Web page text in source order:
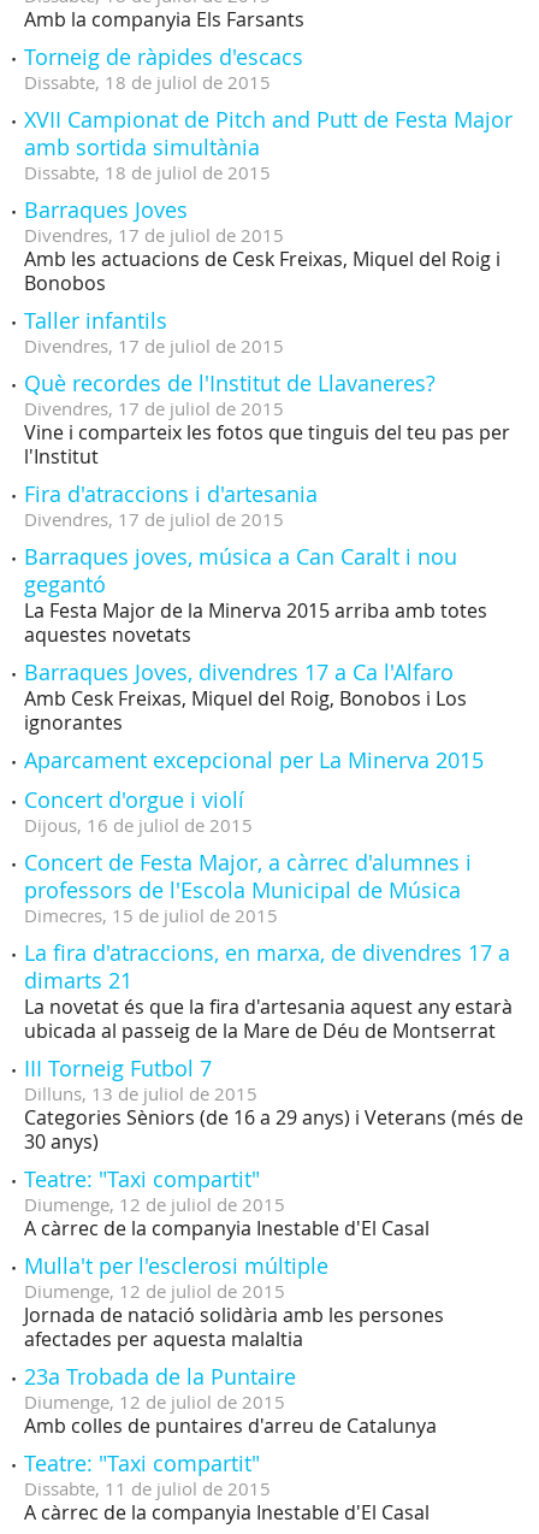
Amb la companyia Els Farsants
Torneig de ràpides d'escacs
Dissabte, 18 de juliol de 2015
XVII Campionat de Pitch and Putt de Festa Major
amb sortida simultània
Dissabte, 18 de juliol de 2015
Barraques Joves
Divendres, 17 de juliol de 2015
Amb les actuacions de Cesk Freixas, Miquel del Roig i
Bonobos
Taller infantils
Divendres, 17 de juliol de 2015
Què recordes de l'Institut de Llavaneres?
Divendres, 17 de juliol de 2015
Vine i comparteix les fotos que tinguis del teu pas per
l'Institut
Fira d'atraccions i d'artesania
Divendres, 17 de juliol de 2015
Barraques joves, música a Can Caralt i nou
gegantó
La Festa Major de la Minerva 2015 arriba amb totes
aquestes novetats
Barraques Joves, divendres 17 a Ca l'Alfaro
Amb Cesk Freixas, Miquel del Roig, Bonobos i Los
ignorantes
Aparcament excepcional per La Minerva 2015
Concert d'orgue i violí
Dijous, 16 de juliol de 2015
Concert de Festa Major, a càrrec d'alumnes i
professors de l'Escola Municipal de Música
Dimecres, 15 de juliol de 2015
La fira d'atraccions, en marxa, de divendres 17 a
dimarts 21
La novetat és que la fira d'artesania aquest any estarà
ubicada al passeig de la Mare de Déu de Montserrat
III Torneig Futbol 7
Dilluns, 13 de juliol de 2015
Categories Sèniors (de 16 a 29 anys) i Veterans (més de
30 anys)
Teatre: "Taxi compartit"
Diumenge, 12 de juliol de 2015
A càrrec de la companyia Inestable d'El Casal
Mulla't per l'esclerosi múltiple
Diumenge, 12 de juliol de 2015
Jornada de natació solidària amb les persones
afectades per aquesta malaltia
23a Trobada de la Puntaire
Diumenge, 12 de juliol de 2015
Amb colles de puntaires d'arreu de Catalunya
Teatre: "Taxi compartit"
Dissabte, 11 de juliol de 2015
A càrrec de la companyia Inestable d'El Casal